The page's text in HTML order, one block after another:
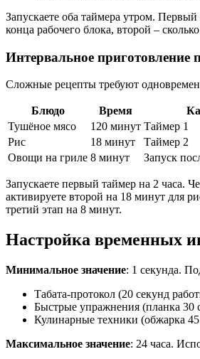
Запускаете оба таймера утром.
конца рабочего блока, второй –
Интервальное приготовление
Сложные рецепты требуют
Блюдо Время
Тушёное мясо
120 минут Таймер 1
Рис
18 минут
Таймер 2
Овощи на гриле 8 минут Запуск
Запускаете первый таймер на 2 часа.
активируете второй на 18 минут для
третий этап на 8 минут.
Настройка временных
Минимальное значение: 1 секунда.
Табата-протокол (20 секунд
Быстрые упражнения (планка 30
Кулинарные техники (обжарка
Максимальное значение: 24 часа.